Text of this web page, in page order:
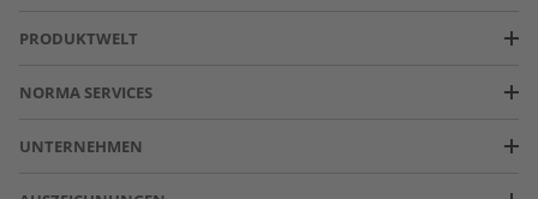
PRODUKTWELT
NORMA SERVICES
UNTERNEHMEN